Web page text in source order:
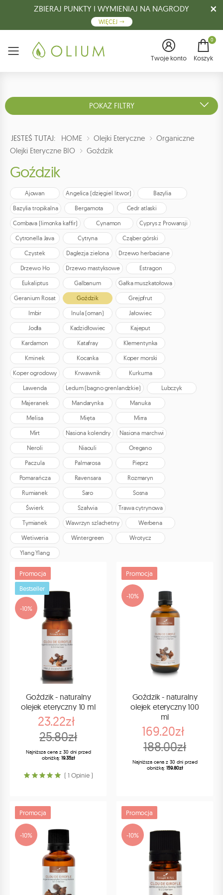
ZBIERAJ PUNKTY I WYMIENIAJ NA NAGRODY
WIĘCEJ
Menu Twoje konto
0
Koszyk
POKAŻ FILTRY
JESTEŚ TUTAJ: HOME Olejki Eteryczne
Organiczne
Olejki Eteryczne BIO
Goździk
Goździk
Ajowan Angelica (dzięgiel litwor)
Bazylia
Bazylia tropikalna
Bergamota
Cedr atlaski
Combava (limonka kaffir)
Cynamon
Cyprys z Prowansji
Cytronella Java
Cytryna
Cząber górski
Czystek
Daglezja zielona
Drzewo herbaciane
Drzewo Ho
Drzewo mastyksowe
Estragon
Eukaliptus
Galbanum
Gałka muszkatołowa
Geranium Rosat
Goździk
Grejpfrut
Imbir
Inula (oman)
Jałowiec
Jodła
Kadzidłowiec
Kajeput
Kardamon
Katafray
Klementynka
Kminek
Kocanka
Koper morski
Koper ogrodowy
Krwawnik
Kurkuma
Lawenda
Ledum (bagno grenlandzkie)
Lubczyk
Majeranek
Mandarynka
Manuka
Melisa
Mięta
Mirra
Mirt
Nasiona kolendry
Nasiona marchwi
Neroli
Niaouli
Oregano
Paczula
Palmarosa
Pieprz
Pomarańcza
Ravensara
Rozmaryn
Rumianek
Saro
Sosna
Świerk
Szałwia
Trawa cytrynowa
Tymianek
Wawrzyn szlachetny
Werbena
Wetiweria
Wintergreen
Wrotycz
Ylang Ylang
Promocja
Bestseller
-10%
Goździk - naturalny
olejek eteryczny 10 ml
23.22zł
25.80zł
Najniższa cena z 30 dni przed
obniżką: 19.35zł
( 1 Opinie )
Promocja
-10%
Goździk - naturalny
olejek eteryczny 100
ml
169.20zł
188.00zł
Najniższa cena z 30 dni przed
obniżką: 159.80zł
Promocja
-10%
Promocja
-10%